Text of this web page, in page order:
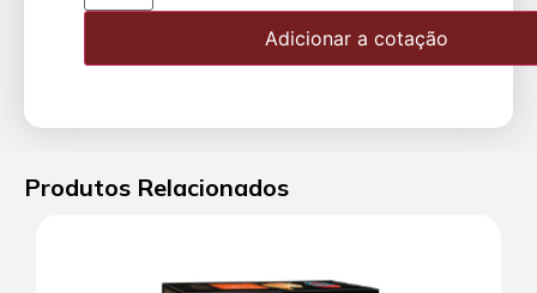
Adicionar a cotação
Produtos Relacionados